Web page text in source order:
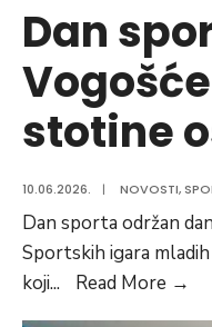
Dan
stotine
10.06.2026. | NOVOSTI,
Dan sporta održan
Sportskih igara
koji... Read More →